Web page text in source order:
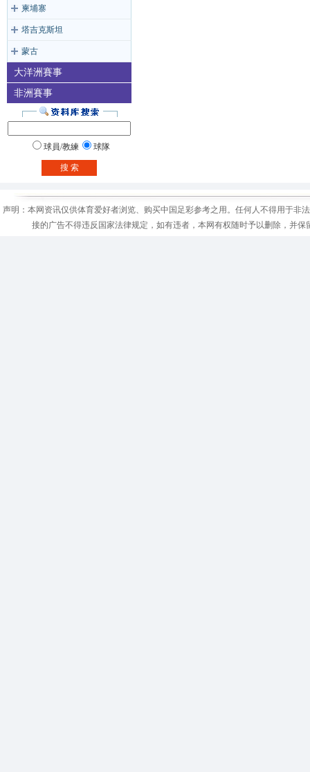
柬埔寨
塔吉克斯坦
蒙古
大洋洲賽事
非洲賽事
球員/教練 球隊
搜 索
声明：本网资讯仅供体育爱好者浏览、购买中国足彩参考之用。任何人不得用于
接的广告不得违反国家法律规定，如有违者，本网有权随时予以删除，并